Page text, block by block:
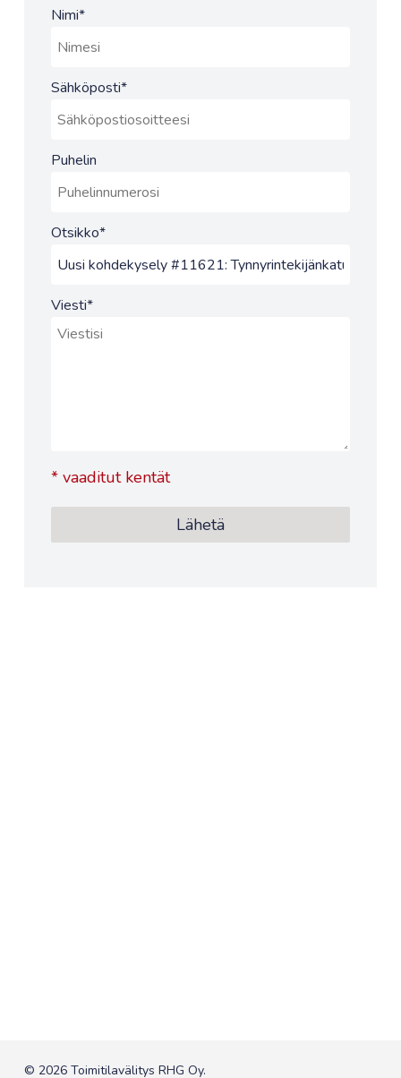
Nimi*
Sähköposti*
Puhelin
Otsikko*
Viesti*
*vaaditut kentät
© 2026 Toimitilavälitys RHG Oy.